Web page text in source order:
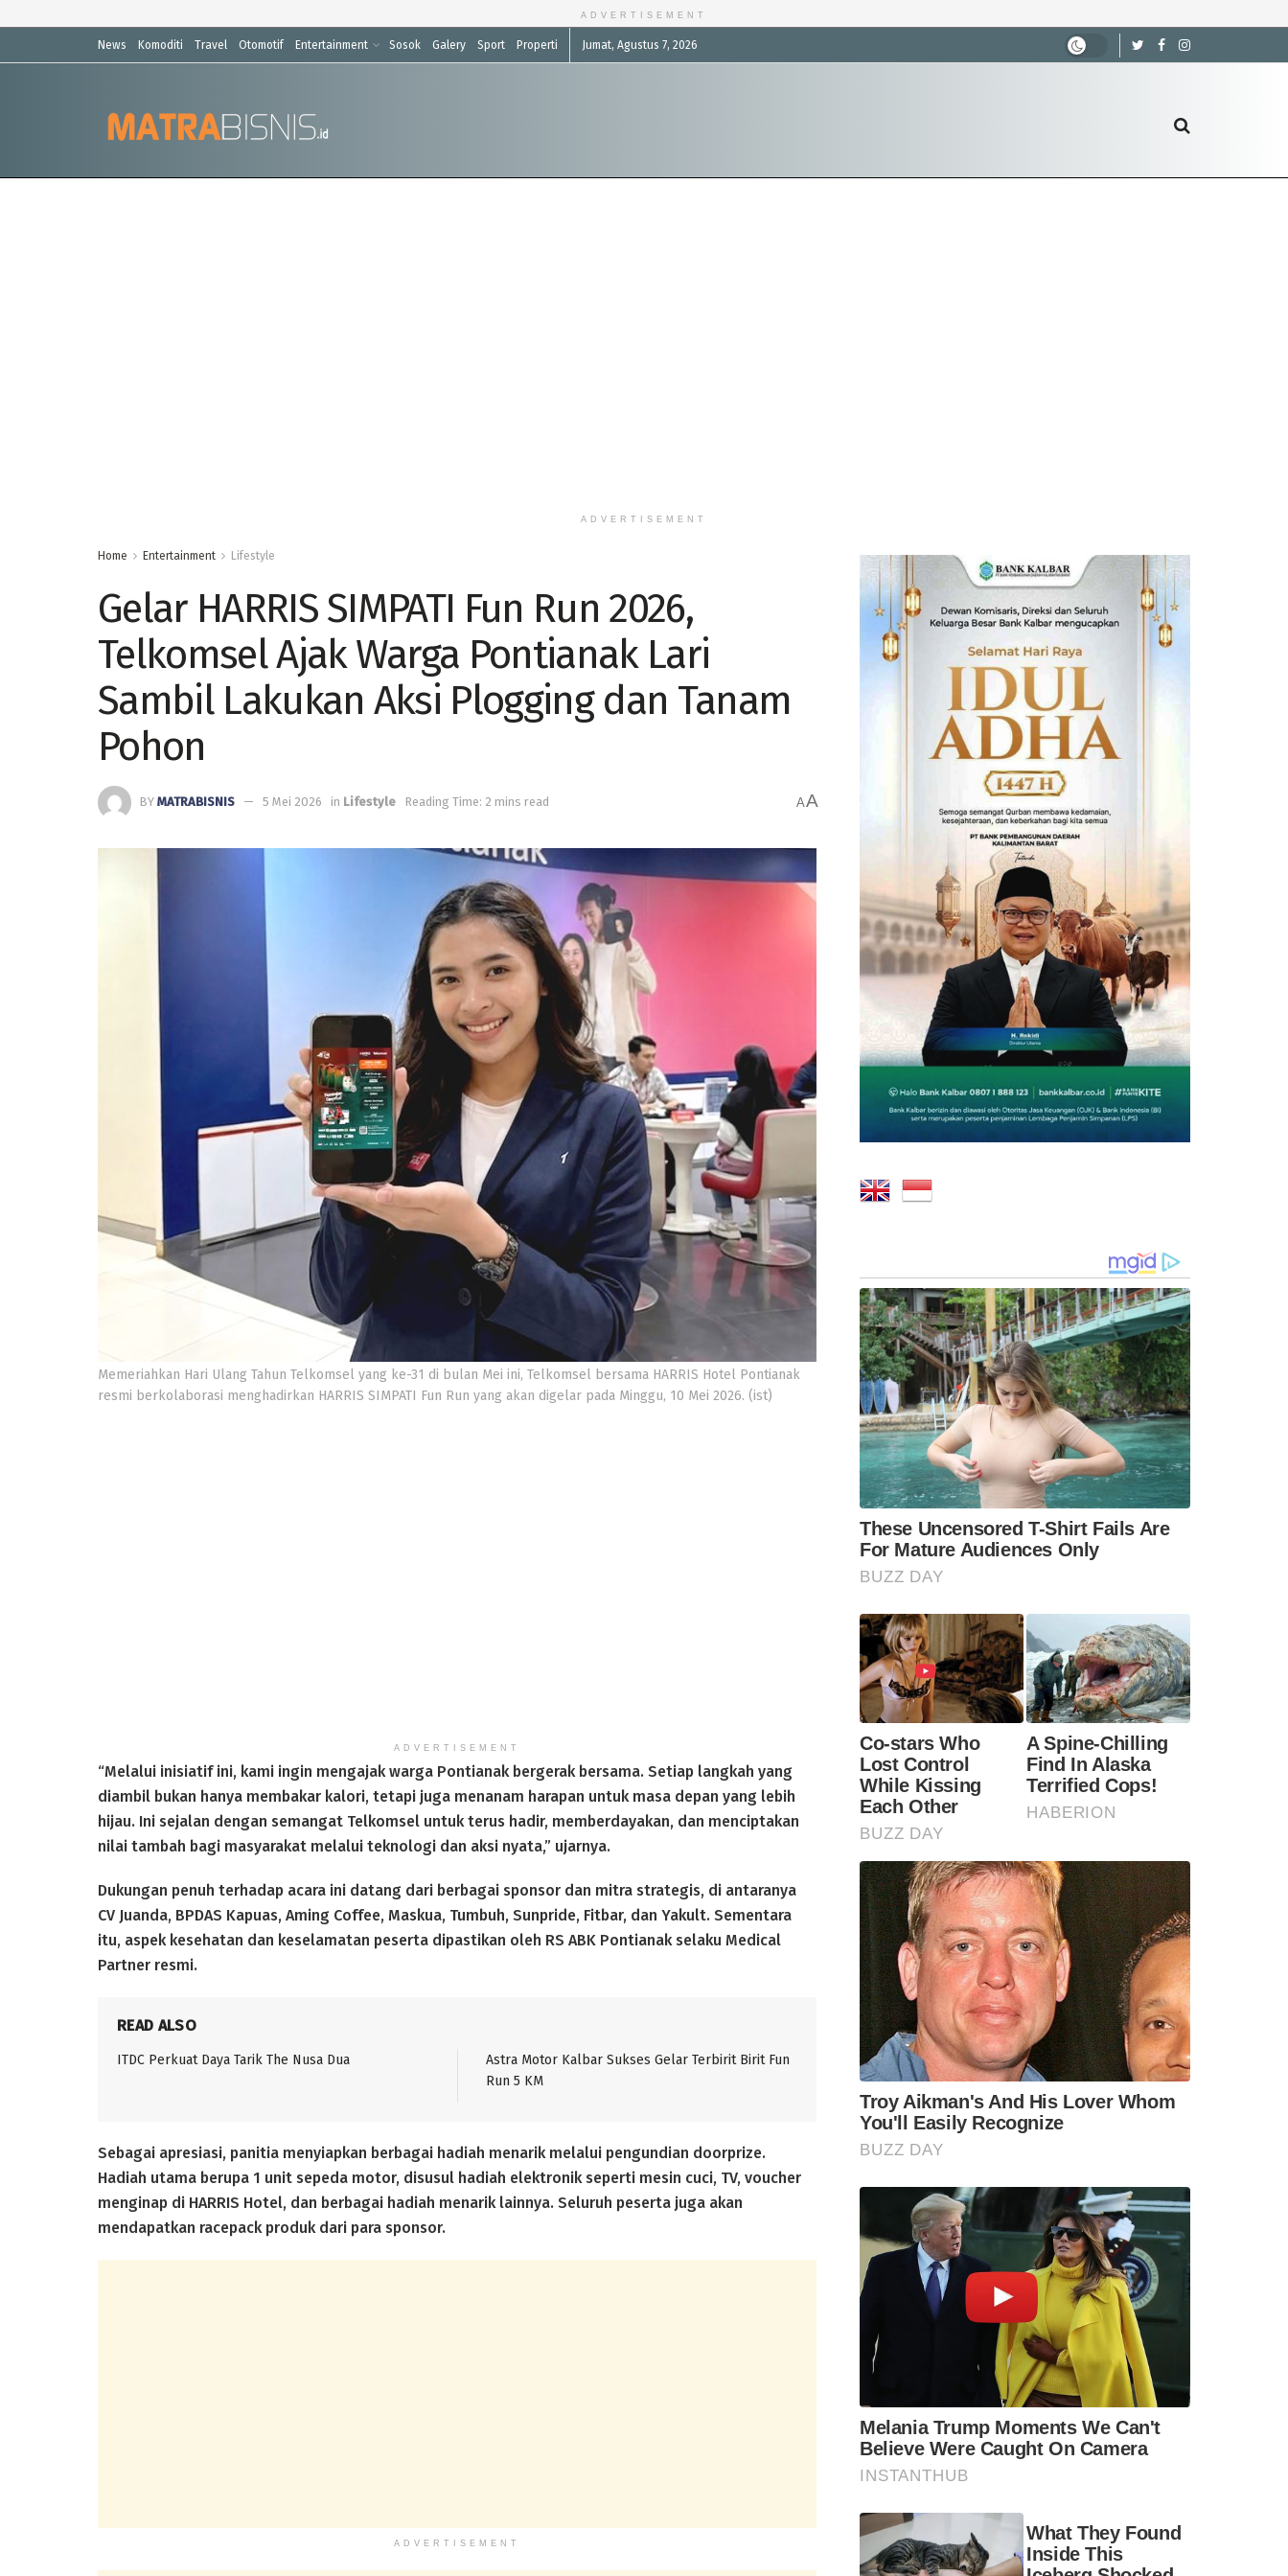
ADVERTISEMENT
News Komoditi Travel Otomotif Entertainment Sosok Galery Sport Properti Jumat, Agustus 7, 2026
ADVERTISEMENT
Home Entertainment Lifestyle
Gelar HARRIS SIMPATI Fun Run 2026,
Telkomsel Ajak Warga Pontianak Lari
Sambil Lakukan Aksi Plogging dan Tanam
Pohon
BY MATRABISNIS 5 Mei 2026 in Lifestyle Reading Time: 2 mins read AA
Memeriahkan Hari Ulang Tahun Telkomsel yang ke-31 di bulan Mei ini, Telkomsel bersama HARRIS Hotel Pontianak
resmi berkolaborasi menghadirkan HARRIS SIMPATI Fun Run yang akan digelar pada Minggu, 10 Mei 2026. (ist)
ADVERTISEMENT
“Melalui inisiatif ini, kami ingin mengajak warga Pontianak bergerak bersama. Setiap langkah yang
diambil bukan hanya membakar kalori, tetapi juga menanam harapan untuk masa depan yang lebih
hijau. Ini sejalan dengan semangat Telkomsel untuk terus hadir, memberdayakan, dan menciptakan
nilai tambah bagi masyarakat melalui teknologi dan aksi nyata,” ujarnya.
Dukungan penuh terhadap acara ini datang dari berbagai sponsor dan mitra strategis, di antaranya
CV Juanda, BPDAS Kapuas, Aming Coffee, Maskua, Tumbuh, Sunpride, Fitbar, dan Yakult. Sementara
itu, aspek kesehatan dan keselamatan peserta dipastikan oleh RS ABK Pontianak selaku Medical
Partner resmi.
READ ALSO
ITDC Perkuat Daya Tarik The Nusa Dua
Astra Motor Kalbar Sukses Gelar Terbirit Birit Fun
Run 5 KM
Sebagai apresiasi, panitia menyiapkan berbagai hadiah menarik melalui pengundian doorprize.
Hadiah utama berupa 1 unit sepeda motor, disusul hadiah elektronik seperti mesin cuci, TV, voucher
menginap di HARRIS Hotel, dan berbagai hadiah menarik lainnya. Seluruh peserta juga akan
mendapatkan racepack produk dari para sponsor.
ADVERTISEMENT